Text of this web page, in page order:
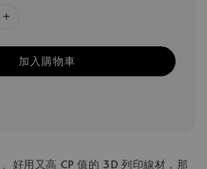
加入購物車
好用又高 CP 值的 3D 列印線材，那